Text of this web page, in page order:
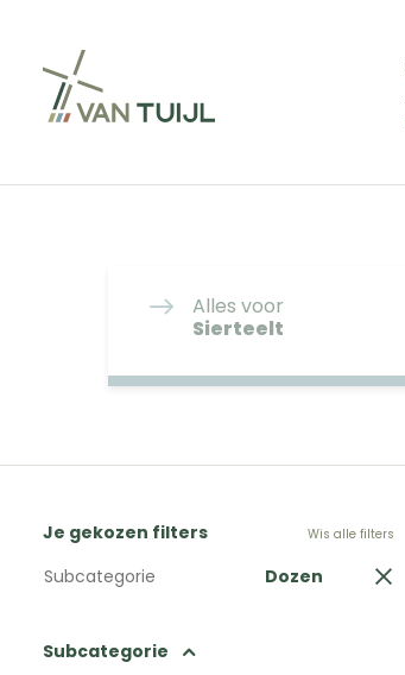
Alles voor
Sierteelt
Je gekozen filters Wis alle filters
Subcategorie Dozen
Subcategorie